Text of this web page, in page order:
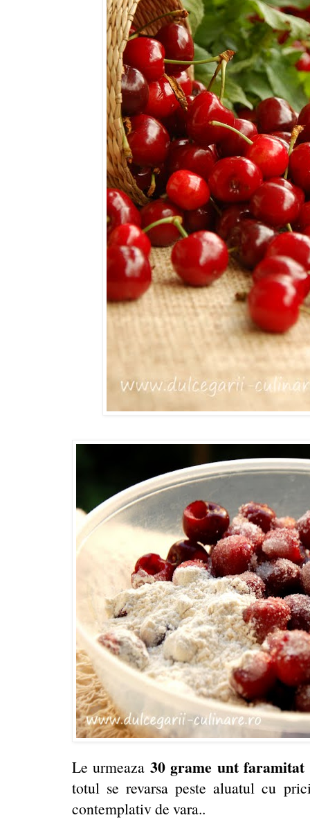
Le urmeaza 30 grame unt faramitat
totul se revarsa peste aluatul cu
contemplativ de vara..